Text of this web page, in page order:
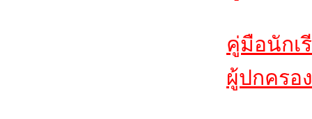
คู่มือนักเ
ผู้ปกครอ